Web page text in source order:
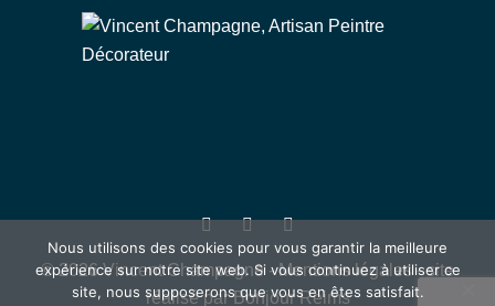
© 2026 Vincent Champagne-Mentions légales- site
réalisé parBonjour Reims
Nous utilisons des cookies pour vous garantir la meilleure
expérience sur notre site web. Si vous continuez à utiliser ce
site, nous supposerons que vous en êtes satisfait.